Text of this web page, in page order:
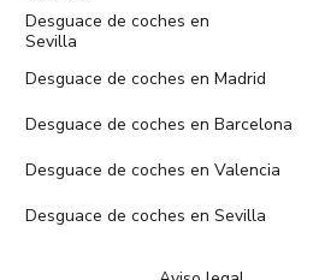
Desguace de coches en
Sevilla
Desguace de coches en Madrid
Desguace de coches en Barcelona
Desguace de coches en Valencia
Desguace de coches en Sevilla